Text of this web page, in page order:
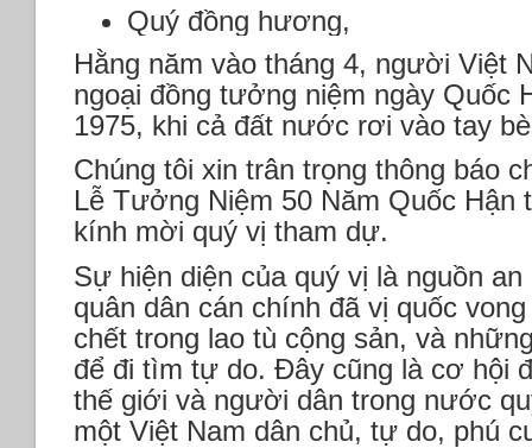
Quý đồng hương,
Hằng năm vào tháng 4, người Việt
ngoại đồng tưởng niệm ngày Quốc
1975, khi cả đất nước rơi vào tay
Chúng tôi xin trân trọng thông báo
Lễ Tưởng Niệm 50 Năm Quốc Hận
kính mời quý vị tham dự.
Sự hiện diện của quý vị là nguồn
quân dân cán chính đã vị quốc
chết trong lao tù cộng sản, và
để đi tìm tự do. Đây cũng là cơ hội
thế giới và người dân trong nước
một Việt Nam dân chủ, tự do, phú